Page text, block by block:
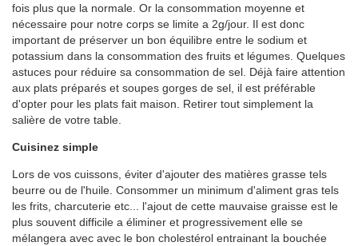
fois plus que la normale. Or la consommation moyenne et
nécessaire pour notre corps se limite a 2g/jour. Il est donc
important de préserver un bon équilibre entre le sodium et
potassium dans la consommation des fruits et légumes. Quelques
astuces pour réduire sa consommation de sel. Déjà faire attention
aux plats préparés et soupes gorges de sel, il est préférable
d'opter pour les plats fait maison. Retirer tout simplement la
salière de votre table.
Cuisinez simple
Lors de vos cuissons, éviter d'ajouter des matières grasse tels
beurre ou de l'huile. Consommer un minimum d'aliment gras tels
les frits, charcuterie etc... l'ajout de cette mauvaise graisse est le
plus souvent difficile a éliminer et progressivement elle se
mélangera avec avec le bon cholestérol entrainant la bouchée